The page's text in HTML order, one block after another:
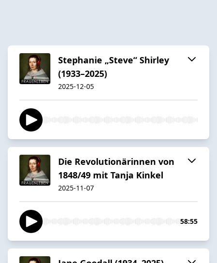
Stephanie „Steve“ Shirley
(1933–2025)
2025-12-05
Die Revolutionärinnen von
1848/49 mit Tanja Kinkel
2025-11-07
58:55